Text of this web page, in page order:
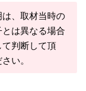
、取材当時の
は異なる場合
判断して頂
い。